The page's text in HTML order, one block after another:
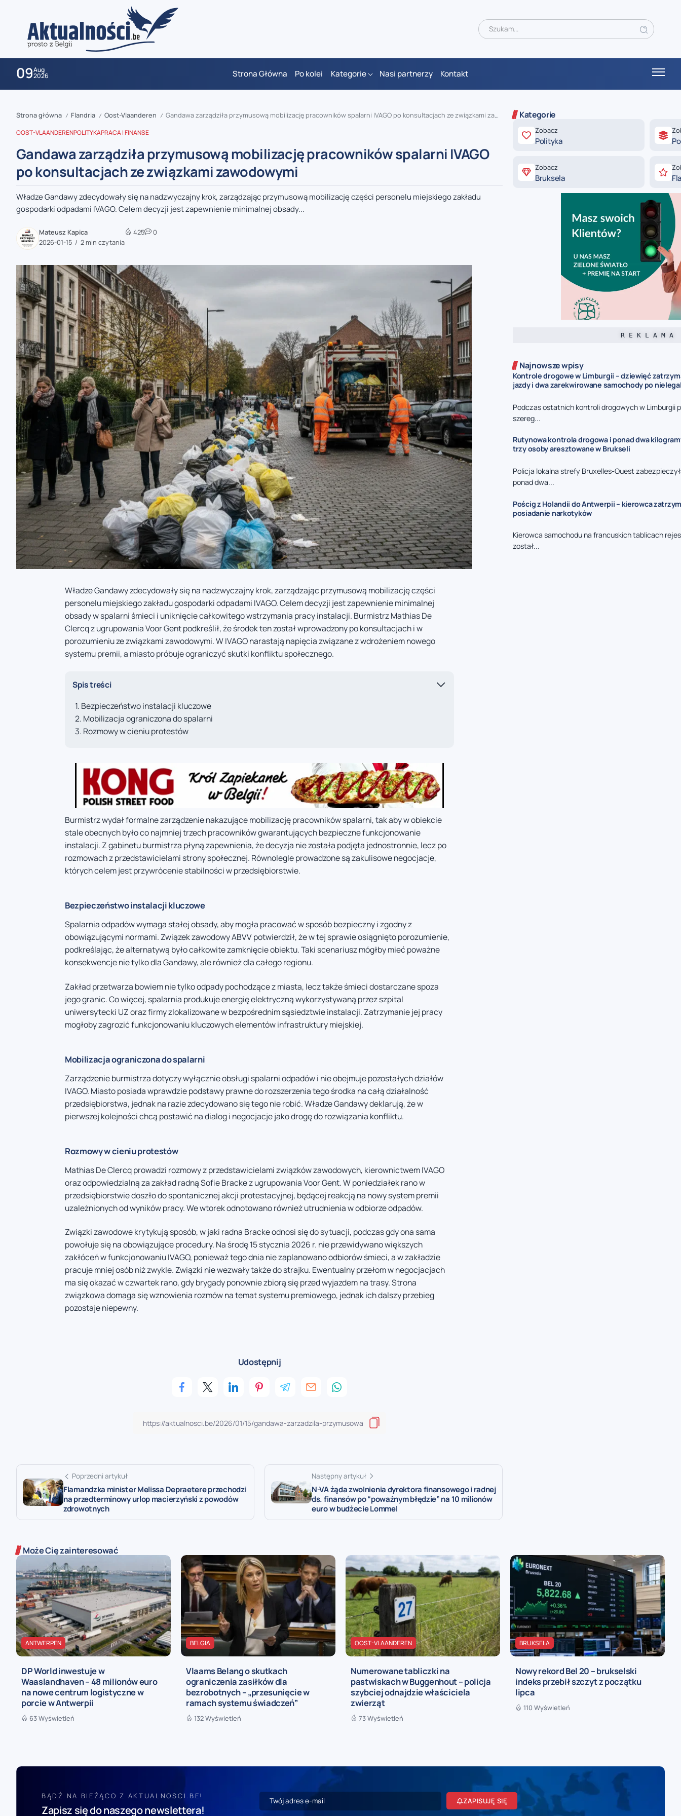
09Aug
2026 Strona Główna Po kolei Kategorie Nasi partnerzy Kontakt
zaobserwuj nas
zaobserwuj nas
zaobserwuj nas
zaobserwuj nas
zaobserwuj nas
Strona główna / Flandria / Oost-Vlaanderen / Gandawa zarządziła przymusową mobilizację pracowników spalarni IVAGO po konsultacjach ze związkami zawodowymi
OOST-VLAANDERENPOLITYKAPRACA I FINANSE
Gandawa zarządziła przymusową mobilizację pracowników spalarni IVAGO
po konsultacjach ze związkami zawodowymi
Władze Gandawy zdecydowały się na nadzwyczajny krok, zarządzając przymusową mobilizację części personelu miejskiego zakładu
gospodarki odpadami IVAGO. Celem decyzji jest zapewnienie minimalnej obsady...
Mateusz Kapica
2026-01-15
2 min czytania
425 0
Władze Gandawy zdecydowały się na nadzwyczajny krok, zarządzając przymusową mobilizację części
personelu miejskiego zakładu gospodarki odpadami IVAGO. Celem decyzji jest zapewnienie minimalnej
obsady w spalarni śmieci i uniknięcie całkowitego wstrzymania pracy instalacji. Burmistrz Mathias De
Clercq z ugrupowania Voor Gent podkreślił, że środek ten został wprowadzony po konsultacjach i w
porozumieniu ze związkami zawodowymi. W IVAGO narastają napięcia związane z wdrożeniem nowego
systemu premii, a miasto próbuje ograniczyć skutki konfliktu społecznego.
Spis treści
Bezpieczeństwo instalacji kluczowe
Mobilizacja ograniczona do spalarni
Rozmowy w cieniu protestów
Burmistrz wydał formalne zarządzenie nakazujące mobilizację pracowników spalarni, tak aby w obiekcie
stale obecnych było co najmniej trzech pracowników gwarantujących bezpieczne funkcjonowanie
instalacji. Z gabinetu burmistrza płyną zapewnienia, że decyzja nie została podjęta jednostronnie, lecz po
rozmowach z przedstawicielami strony społecznej. Równolegle prowadzone są zakulisowe negocjacje,
których celem jest przywrócenie stabilności w przedsiębiorstwie.
Bezpieczeństwo instalacji kluczowe
Spalarnia odpadów wymaga stałej obsady, aby mogła pracować w sposób bezpieczny i zgodny z
obowiązującymi normami. Związek zawodowy ABVV potwierdził, że w tej sprawie osiągnięto porozumienie,
podkreślając, że alternatywą było całkowite zamknięcie obiektu. Taki scenariusz mógłby mieć poważne
konsekwencje nie tylko dla Gandawy, ale również dla całego regionu.
Zakład przetwarza bowiem nie tylko odpady pochodzące z miasta, lecz także śmieci dostarczane spoza
jego granic. Co więcej, spalarnia produkuje energię elektryczną wykorzystywaną przez szpital
uniwersytecki UZ oraz firmy zlokalizowane w bezpośrednim sąsiedztwie instalacji. Zatrzymanie jej pracy
mogłoby zagrozić funkcjonowaniu kluczowych elementów infrastruktury miejskiej.
Mobilizacja ograniczona do spalarni
Zarządzenie burmistrza dotyczy wyłącznie obsługi spalarni odpadów i nie obejmuje pozostałych działów
IVAGO. Miasto posiada wprawdzie podstawy prawne do rozszerzenia tego środka na całą działalność
przedsiębiorstwa, jednak na razie zdecydowano się tego nie robić. Władze Gandawy deklarują, że w
pierwszej kolejności chcą postawić na dialog i negocjacje jako drogę do rozwiązania konfliktu.
Rozmowy w cieniu protestów
Mathias De Clercq prowadzi rozmowy z przedstawicielami związków zawodowych, kierownictwem IVAGO
oraz odpowiedzialną za zakład radną Sofie Bracke z ugrupowania Voor Gent. W poniedziałek rano w
przedsiębiorstwie doszło do spontanicznej akcji protestacyjnej, będącej reakcją na nowy system premii
uzależnionych od wyników pracy. We wtorek odnotowano również utrudnienia w odbiorze odpadów.
Związki zawodowe krytykują sposób, w jaki radna Bracke odnosi się do sytuacji, podczas gdy ona sama
powołuje się na obowiązujące procedury. Na środę 15 stycznia 2026 r. nie przewidywano większych
zakłóceń w funkcjonowaniu IVAGO, ponieważ tego dnia nie zaplanowano odbiorów śmieci, a w zakładzie
pracuje mniej osób niż zwykle. Związki nie wezwały także do strajku. Ewentualny przełom w negocjacjach
ma się okazać w czwartek rano, gdy brygady ponownie zbiorą się przed wyjazdem na trasy. Strona
związkowa domaga się wznowienia rozmów na temat systemu premiowego, jednak ich dalszy przebieg
pozostaje niepewny.
Udostępnij
Poprzedni artykuł
Flamandzka minister Melissa Depraetere przechodzi
na przedterminowy urlop macierzyński z powodów
zdrowotnych
Następny artykuł
N-VA żąda zwolnienia dyrektora finansowego i radnej
ds. finansów po “poważnym błędzie” na 10 milionów
euro w budżecie Lommel
Kategorie
Zobacz
Polityka
Zobacz
Bruksela
R E K L A M A
Najnowsze wpisy
Kontrole drogowe w Limburgii – dziewięć
jazdy i dwa zarekwirowane samochody po
Podczas ostatnich kontroli drogowych w Limburgii
szereg...
Rutynowa kontrola drogowa i ponad dwa
trzy osoby aresztowane w Brukseli
Policja lokalna strefy Bruxelles-Ouest
ponad dwa...
Pościg z Holandii do Antwerpii – kierowca
posiadanie narkotyków
Kierowca samochodu na francuskich tablicach
został...
Może Cię zainteresować
ANTWERPEN
DP World inwestuje w
Waaslandhaven – 48 milionów euro
na nowe centrum logistyczne w
porcie w Antwerpii
63 Wyświetleń
BELGIA
Vlaams Belang o skutkach
ograniczenia zasiłków dla
bezrobotnych – „przesunięcie w
ramach systemu świadczeń”
132 Wyświetleń
OOST-VLAANDEREN
Numerowane tabliczki na
pastwiskach w Buggenhout – policja
szybciej odnajdzie właściciela
zwierząt
73 Wyświetleń
BRUKSELA
Nowy rekord Bel 20 – brukselski
indeks przebił szczyt z początku
lipca
110 Wyświetleń
BĄDŹ NA BIEŻĄCO Z AKTUALNOSCI.BE!
Zapisz się do naszego newslettera!
ZAPISUJĘ SIĘ